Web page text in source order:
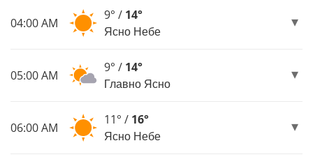
04:00 AM
9° / 14°
Ясно Небе
05:00 AM
9° / 14°
Главно Ясно
06:00 AM
11° / 16°
Ясно Небе